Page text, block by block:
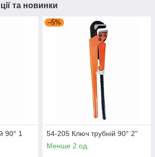
та новинки
90° 1
–5%
54-205 Ключ трубній 90° 2"
Менше 2 од.